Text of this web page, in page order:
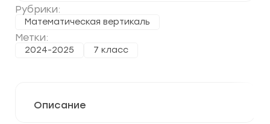
Рубрики:
Математическая вертикаль
Метки:
2024-2025 7 класс
Описание